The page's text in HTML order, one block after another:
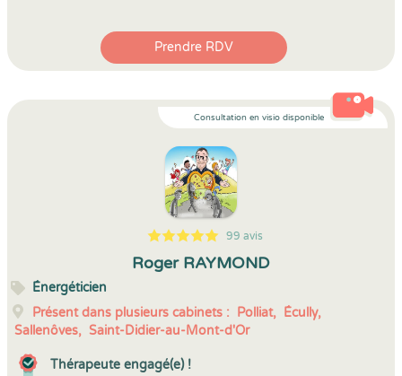
Prendre RDV
Consultation en visio disponible
5
1
5
99 99 avis
Roger RAYMOND
Énergéticien
Présent dans plusieurs cabinets : Polliat, Écully,
Sallenôves, Saint-Didier-au-Mont-d'Or
Thérapeute engagé(e) !